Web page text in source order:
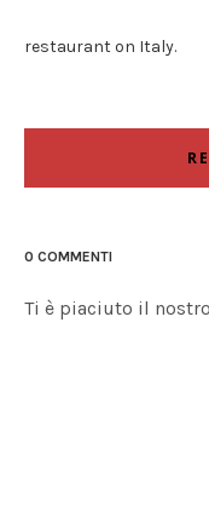
restaurant on Italy.
0 COMMENTI
Ti è piaciuto il